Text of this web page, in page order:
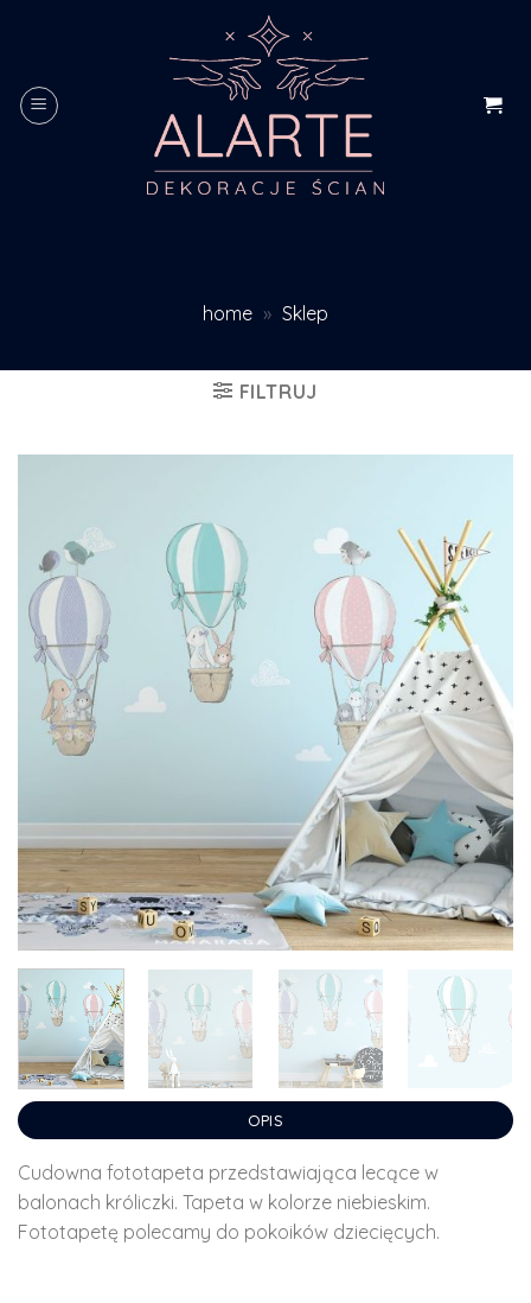
home » Sklep
FILTRUJ
OPIS
Cudowna fototapeta przedstawiająca lecące w
balonach króliczki. Tapeta w kolorze niebieskim.
Fototapetę polecamy do pokoików dziecięcych.